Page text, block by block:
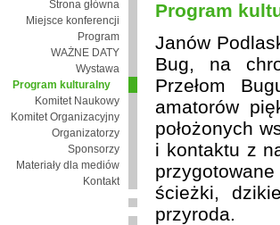
Strona główna
Miejsce konferencji
Program
WAŻNE DATY
Wystawa
Program kulturalny
Komitet Naukowy
Komitet Organizacyjny
Organizatorzy
Sponsorzy
Materiały dla mediów
Kontakt
Program
Janów
Bug, na
Przełom
amatorów
położonych
i kontaktu z
ścieżki,
przyroda.